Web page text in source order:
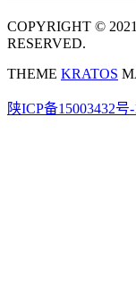
COPYRIGHT ©
RESERVED.
THEME KRATOS
陕ICP备15003432号-